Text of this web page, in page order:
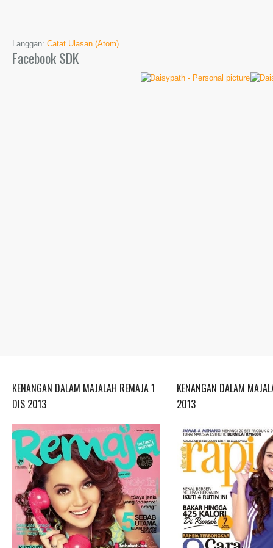
Langgan: Catat Ulasan (Atom)
Facebook SDK
KENANGAN DALAM MAJALAH REMAJA 1
DIS 2013
KENANGAN DALAM
2013